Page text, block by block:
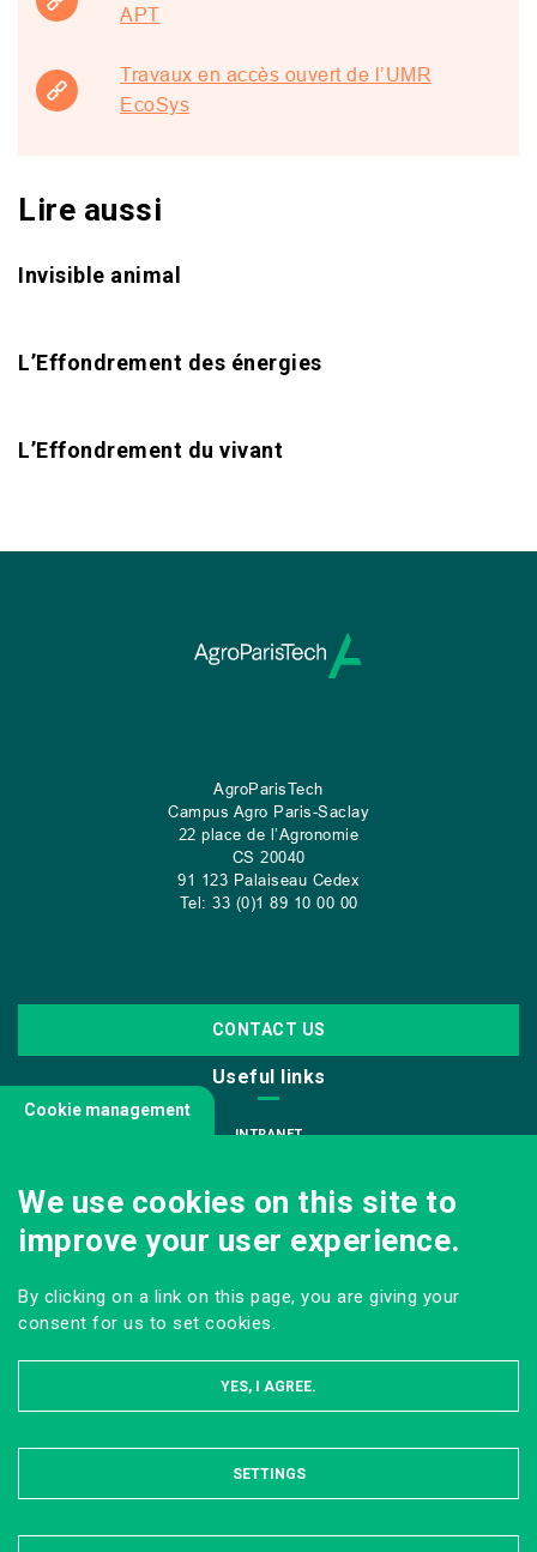
APT
Travaux en accès ouvert de l’UMR
EcoSys
Lire aussi
Invisible animal
L’Effondrement des énergies
L’Effondrement du vivant
AgroParisTech
Campus Agro Paris-Saclay
22 place de l’Agronomie
CS 20040
91 123 Palaiseau Cedex
Tel: 33 (0)1 89 10 00 00
CONTACT US
Useful links
INTRANET
INFODOC
PRESS
Follow us
LEGAL NOTICE
Cookie management
We use cookies on this site to
improve your user experience.
By clicking on a link on this page, you are giving your
consent for us to set cookies.
YES, I AGREE.
HIDE
SETTINGS